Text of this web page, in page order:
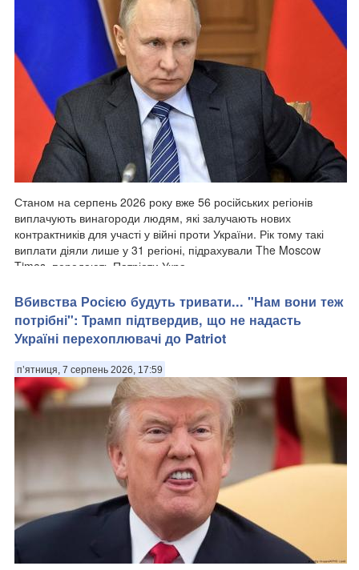
Станом на серпень 2026 року вже 56 російських регіонів
виплачують винагороди людям, які залучають нових
контрактників для участі у війні проти України. Рік тому такі
виплати діяли лише у 31 регіоні, підрахували The Moscow
Times, передають Патріоти Укра...
Вбивства Росією будуть тривати... "Нам вони теж
потрібні": Трамп підтвердив, що не надасть
Україні перехоплювачі до Patriot
п’ятниця, 7 серпень 2026, 17:59